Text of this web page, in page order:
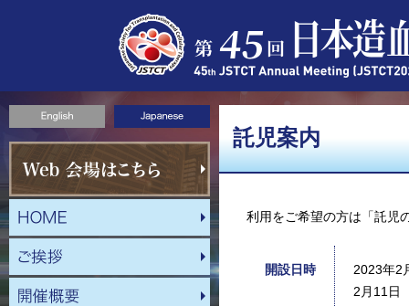
託児案内
利用をご希望の方は「託児
開設日時
2023年2
2月11日